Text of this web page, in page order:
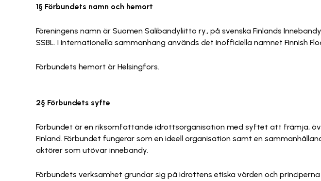
1§ Förbundets namn och hemort
Föreningens namn är Suomen Salibandyliitto ry., på svenska Finlands
SSBL. I internationella sammanhang används det inofficiella namnet Finnish
Förbundets hemort är Helsingfors.
2§ Förbundets syfte
Förbundet är en riksomfattande idrottsorganisation med syftet att främja,
Finland. Förbundet fungerar som en ideell organisation samt en
aktörer som utövar innebandy.
Förbundets verksamhet grundar sig på idrottens etiska värden och